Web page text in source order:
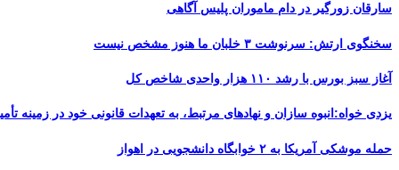
سارقان زورگیر در دام ماموران پلیس آگاهی
سخنگوی ارتش: سرنوشت ۳ خلبان ما هنوز مشخص نیست
آغاز سبز بورس با رشد ۱۱۰ هزار واحدی شاخص کل
یزدی خواه:انبوه سازان و نهادهای مرتبط، به تعهدات قانونی خود در زمینه
حمله موشکی آمریکا به ۲ خوابگاه دانشجویی در اهواز